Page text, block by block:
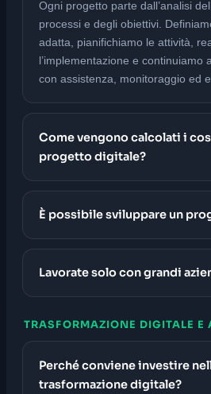
Ogni progetto parte dall’analisi
processi e degli obiettivi.
adatta, pianifichiamo le attività,
l’implementazione e continuiamo
con assistenza, monitoraggio ed
Come vengono calcolati i
progetto digitale?
È possibile sviluppare un
Lavorate solo con grandi
TRASFORMAZIONE DIGITALE E
Perché conviene investire
trasformazione digitale?